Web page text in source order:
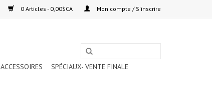
0 Articles - 0,00$CA Mon compte / S'inscrire
ACCESSOIRES
SPÉCIAUX- VENTE FINALE